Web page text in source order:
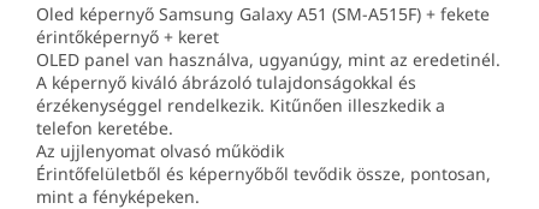
Oled képernyő Samsung Galaxy A51 (SM-A515F) + fekete
érintőképernyő + keret
OLED panel van használva, ugyanúgy, mint az eredetinél.
A képernyő kiváló ábrázoló tulajdonságokkal és
érzékenységgel rendelkezik. Kitűnően illeszkedik a
telefon keretébe.
Az ujjlenyomat olvasó működik
Érintőfelületből és képernyőből tevődik össze, pontosan,
mint a fényképeken.